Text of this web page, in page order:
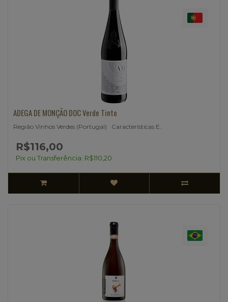
ADEGA DE MONÇÃO DOC Verde Tinto
Região Vinhos Verdes (Portugal) Características E..
R$116,00
Pix ou Transferência: R$110,20